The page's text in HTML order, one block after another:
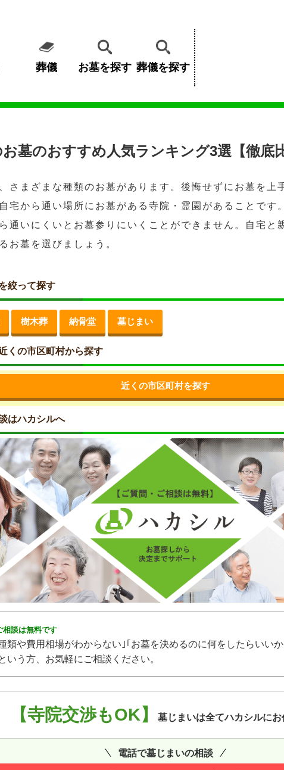
葬儀 お墓を探す 葬儀を探す
墓のおすすめ人気ランキング3選【徹底
さまざまな種類のお墓があります。後悔せずにお墓を上
宅から通い場所にお墓がある寺院・霊園があることです
通いにくいとお墓参りにいくことができません。自宅と
お墓を選びましょう。
絞って探す
樹木葬 納骨堂 墓じまい
くの市区町村から探す
近くの市区町村を探す
はハカシルへ
相談は無料です
類や費用相場がわからない｣｢お墓を決めるのに何をしたらいい
いう方、お気軽にご相談ください。
【寺院交渉もOK】 墓じまいは全てハカシルにお
電話で墓じまいの相談